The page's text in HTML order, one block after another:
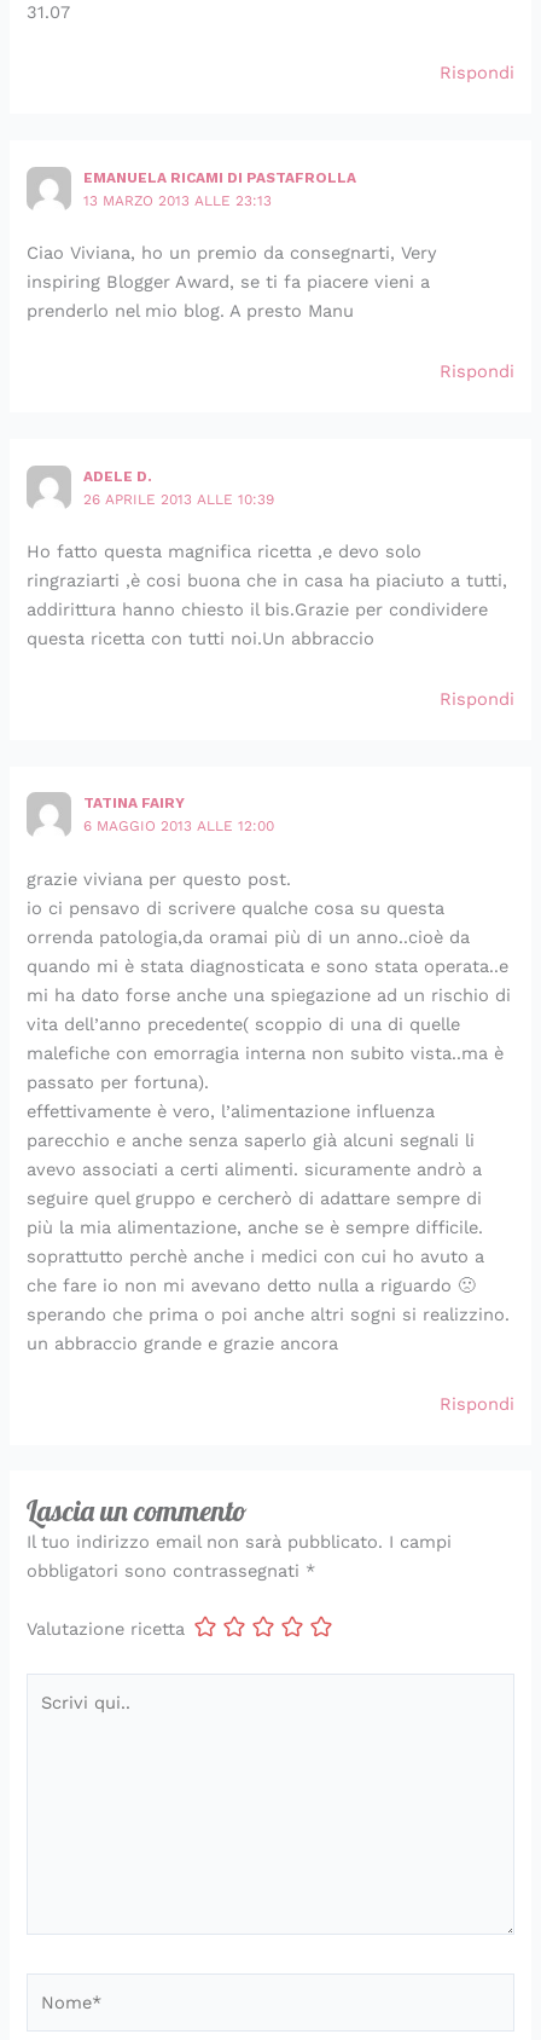
31.07
Rispondi
EMANUELA RICAMI DI PASTAFROLLA
13 MARZO 2013 ALLE 23:13
Ciao Viviana, ho un premio da consegnarti, Very
inspiring Blogger Award, se ti fa piacere vieni a
prenderlo nel mio blog. A presto Manu
Rispondi
ADELE D.
26 APRILE 2013 ALLE 10:39
Ho fatto questa magnifica ricetta ,e devo solo
ringraziarti ,è cosi buona che in casa ha piaciuto a tutti,
addirittura hanno chiesto il bis.Grazie per condividere
questa ricetta con tutti noi.Un abbraccio
Rispondi
TATINA FAIRY
6 MAGGIO 2013 ALLE 12:00
grazie viviana per questo post.
io ci pensavo di scrivere qualche cosa su questa
orrenda patologia,da oramai più di un anno..cioè da
quando mi è stata diagnosticata e sono stata operata..e
mi ha dato forse anche una spiegazione ad un rischio di
vita dell’anno precedente( scoppio di una di quelle
malefiche con emorragia interna non subito vista..ma è
passato per fortuna).
effettivamente è vero, l’alimentazione influenza
parecchio e anche senza saperlo già alcuni segnali li
avevo associati a certi alimenti. sicuramente andrò a
seguire quel gruppo e cercherò di adattare sempre di
più la mia alimentazione, anche se è sempre difficile.
soprattutto perchè anche i medici con cui ho avuto a
che fare io non mi avevano detto nulla a riguardo 🙁
sperando che prima o poi anche altri sogni si realizzino.
un abbraccio grande e grazie ancora
Rispondi
Lascia un commento
Il tuo indirizzo email non sarà pubblicato. I campi
obbligatori sono contrassegnati *
Valutazione ricetta
qui..